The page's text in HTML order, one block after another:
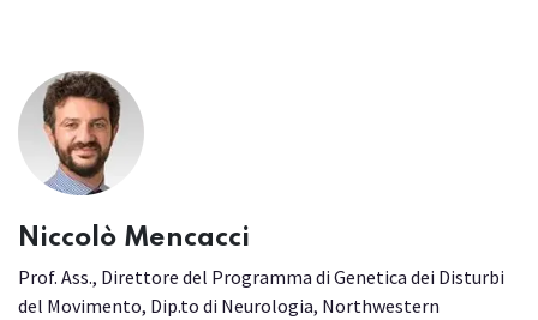
Niccolò Mencacci
Prof. Ass., Direttore del Programma di Genetica dei Disturbi
del Movimento, Dip.to di Neurologia, Northwestern